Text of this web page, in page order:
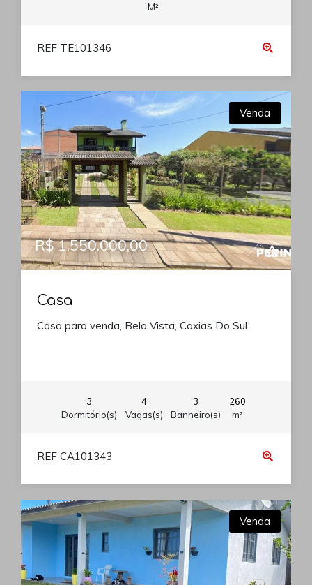
M²
REF TE101346
Venda
R$ 1.550.000,00
Casa
Casa para venda, Bela Vista, Caxias Do Sul
3
Dormitório(s)
4
Vagas(s)
3
Banheiro(s)
260
m²
REF CA101343
Venda